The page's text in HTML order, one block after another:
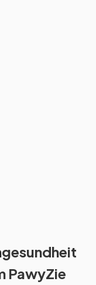
PawyZie